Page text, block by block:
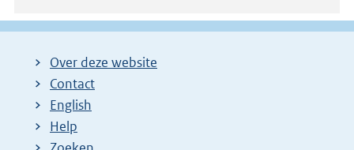
Over deze website
Contact
English
Help